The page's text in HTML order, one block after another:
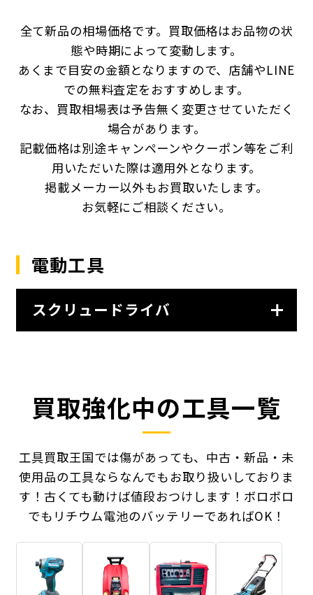
全て新品の相場価格です。買取価格はお品物の状
態や時期によって変動します。
あくまで目安の金額となりますので、店舗やLINE
での無料査定をおすすめします。
なお、買取相場表は予告無く変更させていただく
場合があります。
記載価格は別途キャンペーンやクーポン等をご利
用いただいた際は適用外となります。
掲載メーカー以外もお買取いたします。
お気軽にご相談ください。
電動工具
スクリュードライバ
買取強化中の工具一覧
工具買取王国では傷があっても、中古・新品・未
使用品の工具ならなんでもお取り扱いしておりま
す！ 古くても動けば値段おつけします！ボロボロ
でもリチウム電池のバッテリーであればOK！